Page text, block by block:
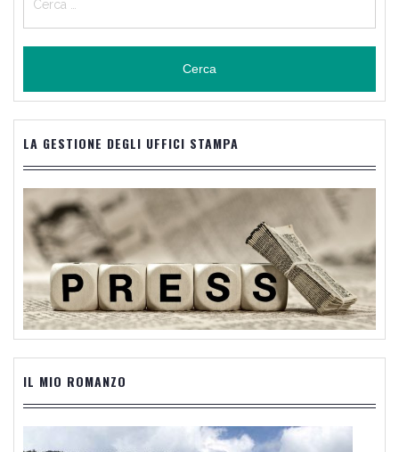
per:
LA GESTIONE DEGLI UFFICI STAMPA
IL MIO ROMANZO